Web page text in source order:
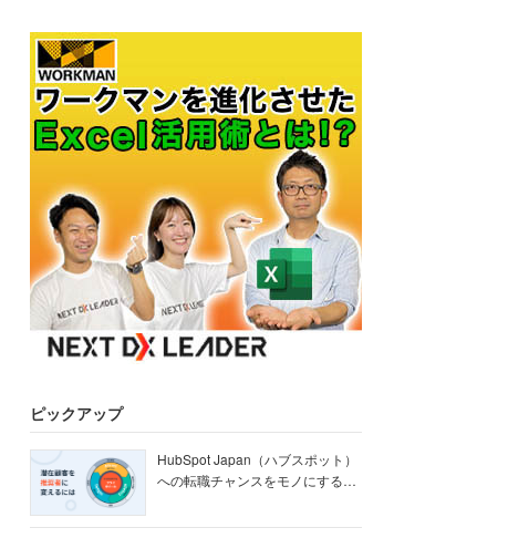
ピックアップ
HubSpot Japan（ハブスポット）
への転職チャンスをモノにする